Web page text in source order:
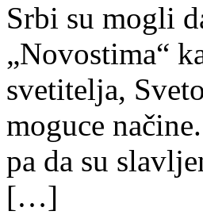
Srbi su mogli
„Novostima“
svetitelja,
moguce
pa da su
[…]